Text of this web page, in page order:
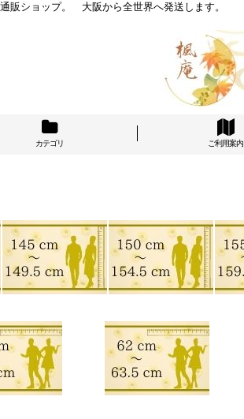
販ショップ。 大阪から全世界へ発送します。
カテゴリ ご利用案内